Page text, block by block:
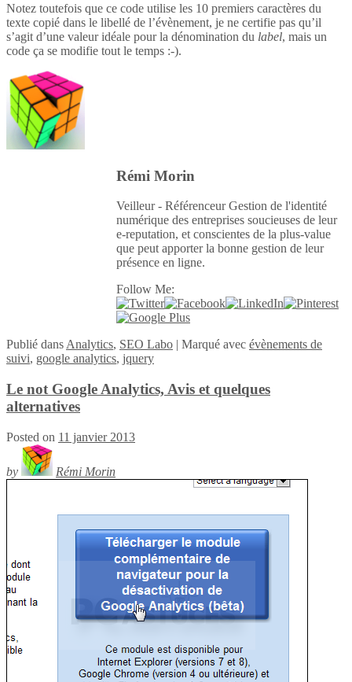
Notez toutefois que ce code utilise les 10 premiers caractères du
texte copié dans le libellé de l’évènement, je ne certifie pas qu’il
s’agit d’une valeur idéale pour la dénomination du label, mais un
code ça se modifie tout le temps :-).
Rémi Morin
Veilleur - Référenceur Gestion de l'identité
numérique des entreprises soucieuses de leur
e-reputation, et conscientes de la plus-value
que peut apporter la bonne gestion de leur
présence en ligne.
Follow Me:
Publié dans Analytics, SEO Labo | Marqué avec évènements de
suivi, google analytics, jquery
Le not Google Analytics, Avis et quelques
alternatives
Posted on 11 janvier 2013
by Rémi Morin